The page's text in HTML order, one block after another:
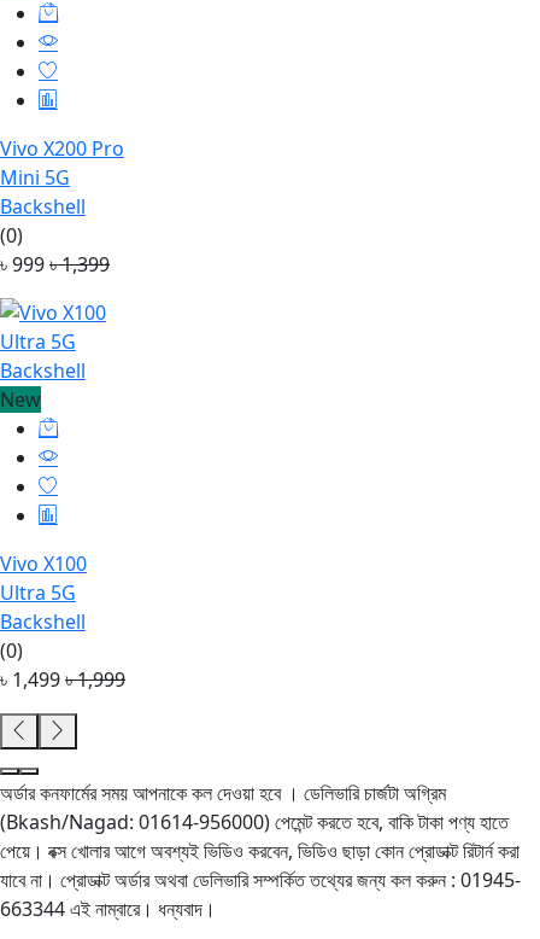
Vivo X200 Pro
Mini 5G
Backshell
(0)
৳ 999৳ 1,399
New
Vivo X100
Ultra 5G
Backshell
(0)
৳ 1,499৳ 1,999
অর্ডার কনফার্মের সময় আপনাকে কল দেওয়া হবে । ডেলিভারি চার্জটা অগ্রিম
(Bkash/Nagad: 01614-956000) পেমেন্ট করতে হবে, বাকি টাকা পণ্য হাতে
পেয়ে। বক্স খোলার আগে অবশ্যই ভিডিও করবেন, ভিডিও ছাড়া কোন প্রোডাক্ট রিটার্ন করা
যাবে না। প্রোডাক্ট অর্ডার অথবা ডেলিভারি সম্পর্কিত তথ্যের জন্য কল করুন : 01945-
663344 এই নাম্বারে। ধন্যবাদ।